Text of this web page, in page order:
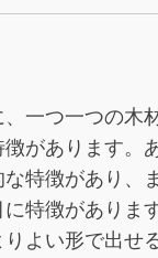
一つ一つの木
があります。
特徴があり、
特徴がありま
よい形で出せ